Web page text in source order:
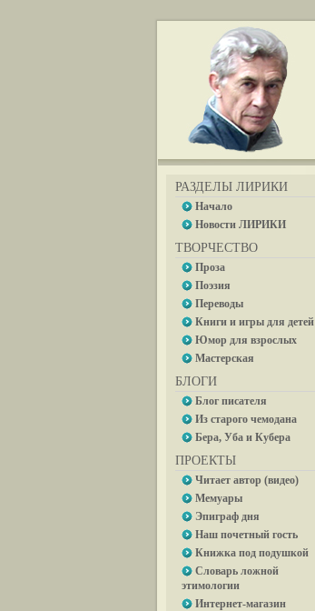
РАЗДЕЛЫ ЛИРИКИ
Начало
Новости ЛИРИКИ
ТВОРЧЕСТВО
Проза
Поэзия
Переводы
Книги и игры для детей
Юмор для взрослых
Мастерская
БЛОГИ
Блог писателя
Из старого чемодана
Бера, Уба и Кубера
ПРОЕКТЫ
Читает автор (видео)
Мемуары
Эпиграф дня
Наш почетный гость
Книжка под подушкой
Словарь ложной
этимологии
Интернет-магазин